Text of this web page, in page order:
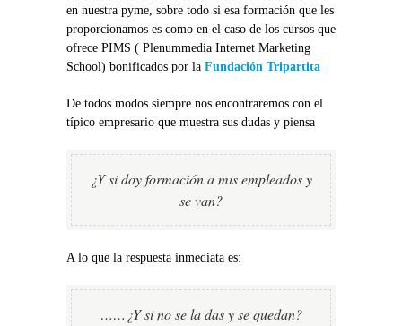
en nuestra pyme, sobre todo si esa formación que les
proporcionamos es como en el caso de los cursos que
ofrece PIMS ( Plenummedia Internet Marketing
School) bonificados por la Fundación Tripartita
De todos modos siempre nos encontraremos con el
típico empresario que muestra sus dudas y piensa
¿Y si doy formación a mis empleados y
se van?
A lo que la respuesta inmediata es:
……¿Y si no se la das y se quedan?